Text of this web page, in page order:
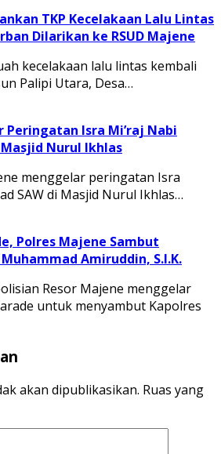
TKP Kecelakaan Lalu Lintas
Dilarikan ke RSUD Majene
kecelakaan lalu lintas kembali
Palipi Utara, Desa…
Peringatan Isra Mi’raj Nabi
Nurul Ikhlas
menggelar peringatan Isra
SAW di Masjid Nurul Ikhlas…
Polres Majene Sambut
Amiruddin, S.I.K.
Resor Majene menggelar
untuk menyambut Kapolres
akan dipublikasikan. Ruas yang